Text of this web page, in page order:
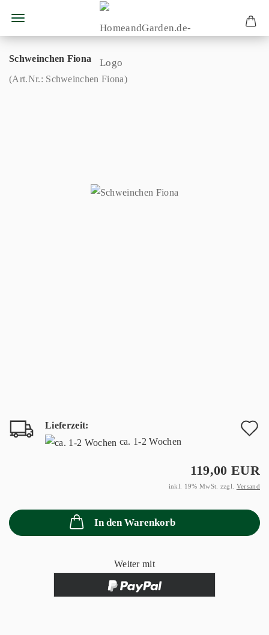
Schweinchen Fiona
(Art.Nr.: Schweinchen Fiona)
Lieferzeit:
ca. 1-2 Wochen
119,00 EUR
inkl. 19% MwSt. zzgl. Versand
In den Warenkorb
Weiter mit